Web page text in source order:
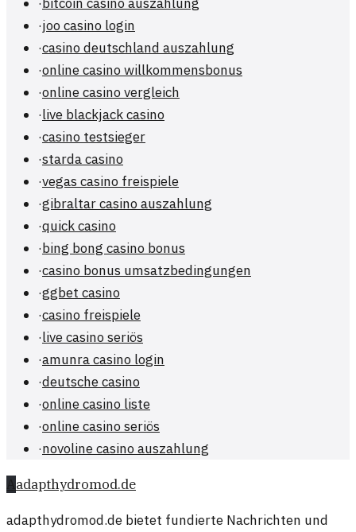
·joo casino login
·casino deutschland auszahlung
·online casino willkommensbonus
·online casino vergleich
·live blackjack casino
·casino testsieger
·starda casino
·vegas casino freispiele
·gibraltar casino auszahlung
·quick casino
·bing bong casino bonus
·casino bonus umsatzbedingungen
·ggbet casino
·casino freispiele
·live casino seriös
·amunra casino login
·deutsche casino
·online casino liste
·online casino seriös
·novoline casino auszahlung
Aadapthydromod.de
adapthydromod.de bietet fundierte Nachrichten und